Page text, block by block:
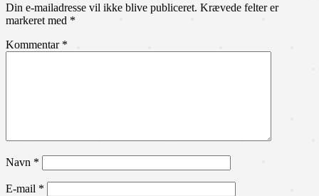
Din e-mailadresse vil ikke blive publiceret. Krævede felter er
markeret med *
Kommentar *
Navn *
E-mail *